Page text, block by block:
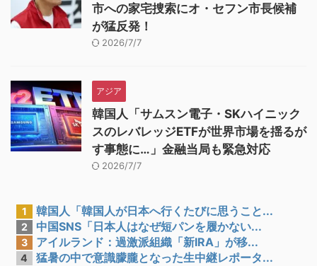
市への家宅捜索にオ・セフン市長候補
が猛反発！
2026/7/7
アジア
韓国人「サムスン電子・SKハイニック
スのレバレッジETFが世界市場を揺るが
す事態に…」金融当局も緊急対応
2026/7/7
1 韓国人「韓国人が日本へ行くたびに思うこと...
2 中国SNS「日本人はなぜ短パンを履かない...
3 アイルランド：過激派組織「新IRA」が移...
4
猛暑の中で意識朦朧となった生中継レポータ...